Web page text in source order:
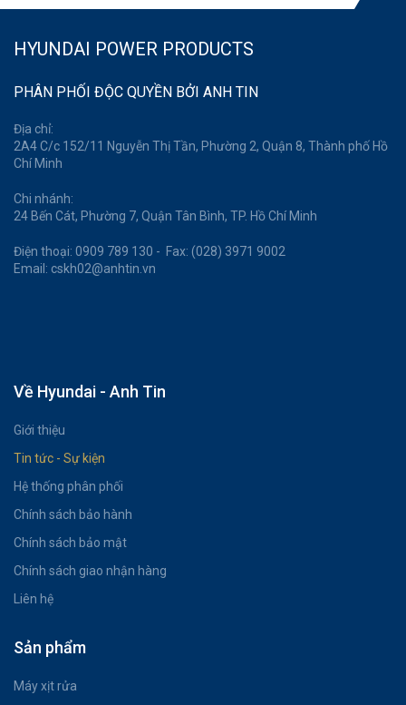
HYUNDAI POWER PRODUCTS
PHÂN PHỐI ĐỘC QUYỀN BỞI ANH TIN
Địa chỉ:
2A4 C/c 152/11 Nguyễn Thị Tần, Phường 2, Quận 8, Thành phố Hồ
Chí Minh
Chi nhánh:
24 Bến Cát, Phường 7, Quận Tân Bình, TP. Hồ Chí Minh
Điện thoại: 0909 789 130 - Fax: (028) 3971 9002
Email: cskh02@anhtin.vn
Về Hyundai - Anh Tin
Giới thiệu
Tin tức - Sự kiện
Hệ thống phân phối
Chính sách bảo hành
Chính sách bảo mật
Chính sách giao nhận hàng
Liên hệ
Sản phẩm
Máy xịt rửa